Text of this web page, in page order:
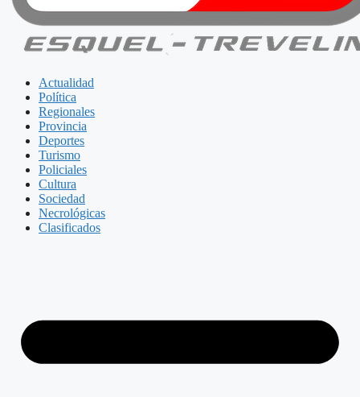
Actualidad
Política
Regionales
Provincia
Deportes
Turismo
Policiales
Cultura
Sociedad
Necrológicas
Clasificados